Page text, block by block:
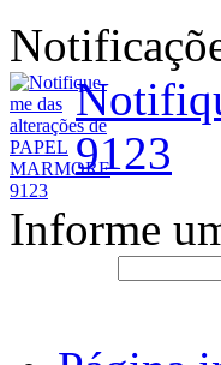
9123
Informe